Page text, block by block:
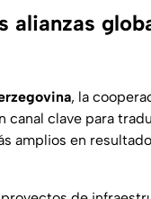
alianzas
, la
canal clave para
amplios en